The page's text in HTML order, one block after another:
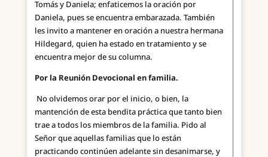
Tomás y Daniela; enfaticemos la oración por
Daniela, pues se encuentra embarazada. También
les invito a mantener en oración a nuestra hermana
Hildegard, quien ha estado en tratamiento y se
encuentra mejor de su columna.
Por la Reunión Devocional en familia.
No olvidemos orar por el inicio, o bien, la
mantención de esta bendita práctica que tanto bien
trae a todos los miembros de la familia. Pido al
Señor que aquellas familias que lo están
practicando continúen adelante sin desanimarse, y